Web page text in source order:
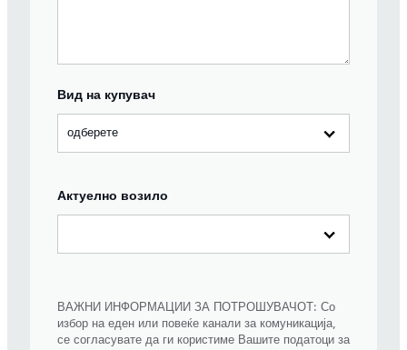
Вид на купувач
Актуелно возило
ВАЖНИ ИНФОРМАЦИИ ЗА ПОТРОШУВАЧОТ: Со
избор на еден или повеќе канали за комуникација,
се согласувате да ги користиме Вашите податоци за